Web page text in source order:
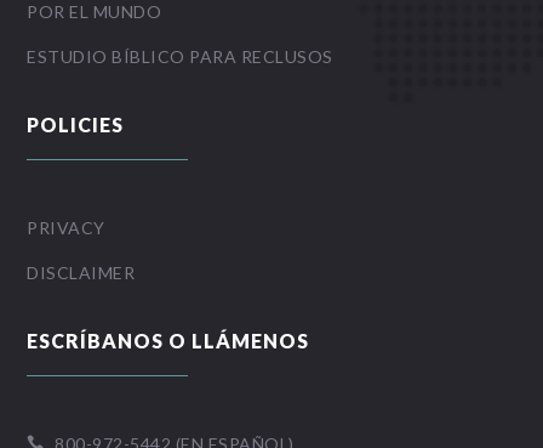
POR EL MUNDO
ESTUDIO BÍBLICO PARA RECLUSOS
POLICIES
PRIVACY
DISCLAIMER
ESCRÍBANOS O LLÁMENOS
 800-972-5442 (EN ESPAÑOL)